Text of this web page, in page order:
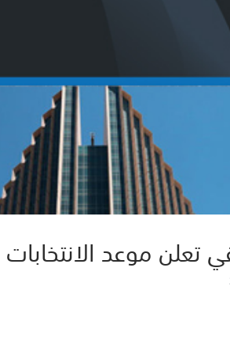
تعلن موعد الانتخابات